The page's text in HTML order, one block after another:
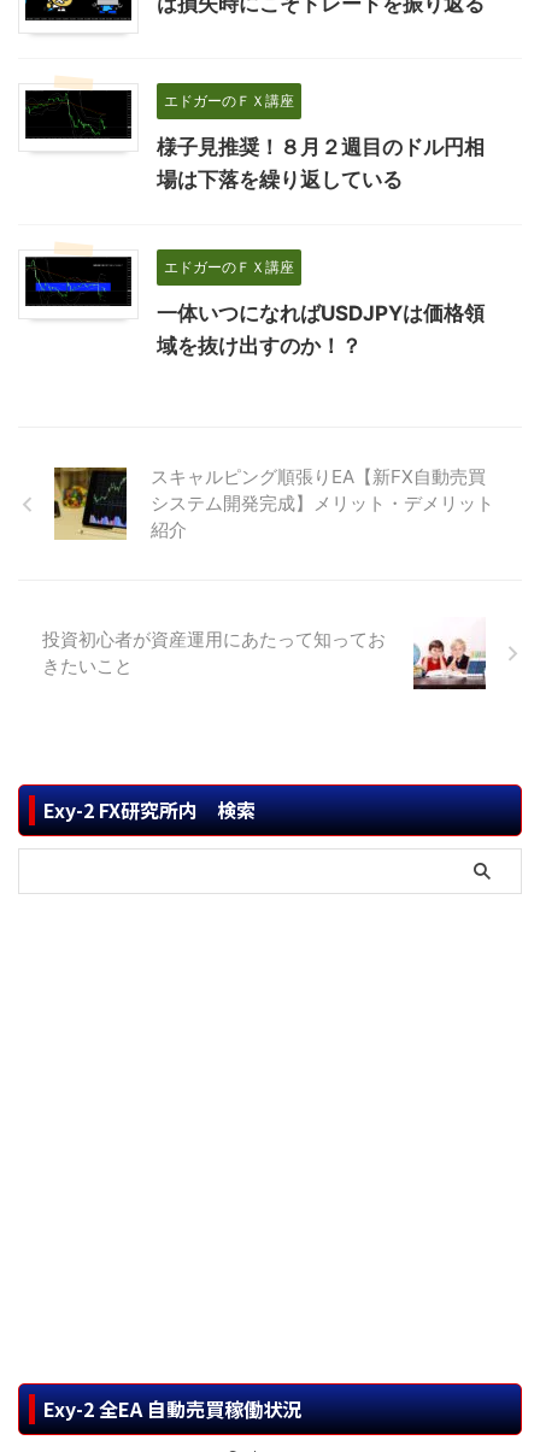
エドガーのＦＸ講座
様子見推奨！８月２週目のドル円相
場は下落を繰り返している
エドガーのＦＸ講座
一体いつになればUSDJPYは価格領
域を抜け出すのか！？
スキャルピング順張りEA【新FX自動売買
システム開発完成】メリット・デメリット
紹介
投資初心者が資産運用にあたって知ってお
きたいこと
Exy-2 FX研究所内 検索
Exy-2 全EA 自動売買稼働状況